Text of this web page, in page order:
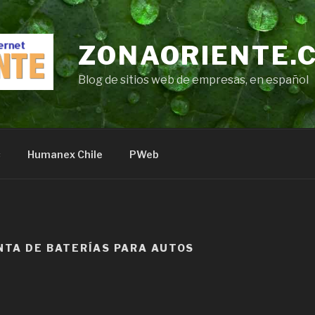
Blog de sitios web de empresas, en español
Humanex Chile PWeb
DE BATERÍAS PARA AUTOS